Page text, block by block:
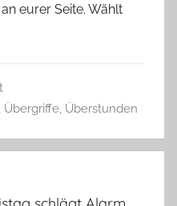
eurer Seite. Wählt
, Übergriffe, Überstunden